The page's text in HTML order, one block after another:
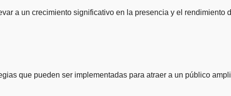
a un crecimiento significativo en la presencia y el rendimiento
que pueden ser implementadas para atraer a un público